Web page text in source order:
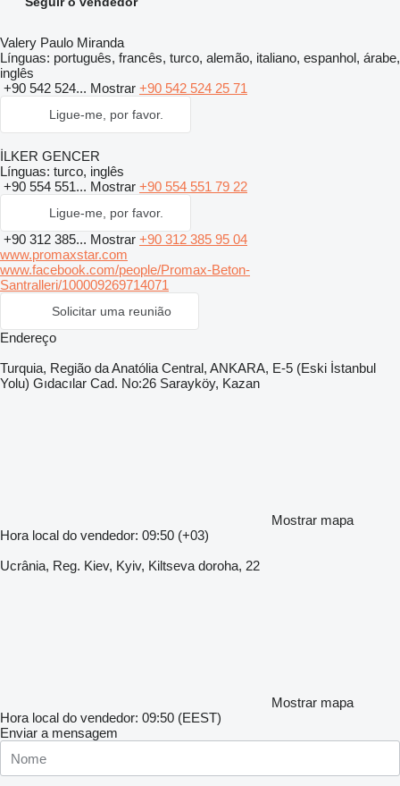
Valery Paulo Miranda
Línguas: português, francês, turco, alemão, italiano, espanhol, árabe,
inglês
+90 542 524... Mostrar +90 542 524 25 71
Ligue-me, por favor.
İLKER GENCER
Línguas: turco, inglês
+90 554 551... Mostrar +90 554 551 79 22
Ligue-me, por favor.
+90 312 385... Mostrar +90 312 385 95 04
www.promaxstar.com
www.facebook.com/people/Promax-Beton-
Santralleri/100009269714071
Solicitar uma reunião
Endereço
Turquia, Região da Anatólia Central, ANKARA, E-5 (Eski İstanbul
Yolu) Gıdacılar Cad. No:26 Sarayköy, Kazan
Mostrar mapa
Hora local do vendedor: 09:50 (+03)
Ucrânia, Reg. Kiev, Kyiv, Kiltseva doroha, 22
Mostrar mapa
Hora local do vendedor: 09:50 (EEST)
Enviar a mensagem